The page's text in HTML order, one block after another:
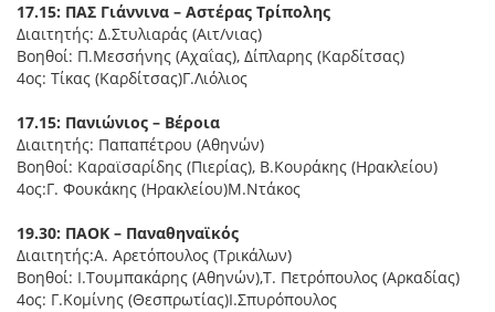
17.15: ΠΑΣ Γιάννινα – Αστέρας Τρίπολης
Διαιτητής: Δ.Στυλιαράς (Αιτ/νιας)
Βοηθοί: Π.Μεσσήνης (Αχαΐας), Δίπλαρης (Καρδίτσας)
4ος: Τίκας (Καρδίτσας)Γ.Λιόλιος
17.15: Πανιώνιος – Βέροια
Διαιτητής: Παπαπέτρου (Αθηνών)
Βοηθοί: Καραϊσαρίδης (Πιερίας), Β.Κουράκης (Ηρακλείου)
4ος:Γ. Φουκάκης (Ηρακλείου)Μ.Ντάκος
19.30: ΠΑΟΚ – Παναθηναϊκός
Διαιτητής:Α. Αρετόπουλος (Τρικάλων)
Βοηθοί: Ι.Τουμπακάρης (Αθηνών),Τ. Πετρόπουλος (Αρκαδίας)
4ος: Γ.Κομίνης (Θεσπρωτίας)Ι.Σπυρόπουλος